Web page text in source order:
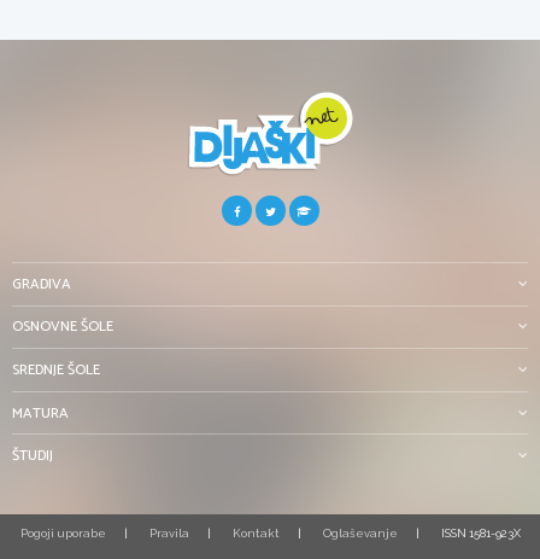
GRADIVA
OSNOVNE ŠOLE
SREDNJE ŠOLE
MATURA
ŠTUDIJ
Pogoji uporabe Pravila Kontakt Oglaševanje ISSN 1581-923X